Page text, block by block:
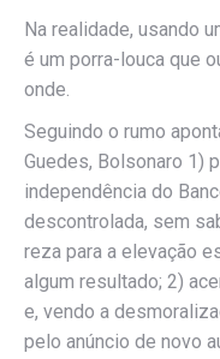
Na realidade, usando
é um porra-louca que
onde.
Seguindo o rumo
Guedes, Bolsonaro 1)
independência do
descontrolada, sem
reza para a elevação
algum resultado; 2)
e, vendo a
pelo anúncio de novo